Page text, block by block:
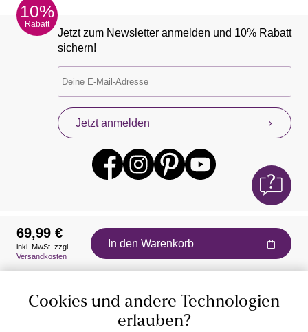
10%
Rabatt
Jetzt zum Newsletter anmelden und 10% Rabatt
sichern!
Jetzt anmelden
Auszeichnungen
69,99 €
inkl. MwSt. zzgl.
Versandkosten
In den Warenkorb
Cookies und andere Technologien
erlauben?